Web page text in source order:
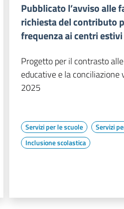
Pubblicato l’avviso alle
richiesta del contributo
frequenza ai centri estivi
Progetto per il contrasto
educative e la
2025
Servizi per le scuole
Servizi
Inclusione scolastica